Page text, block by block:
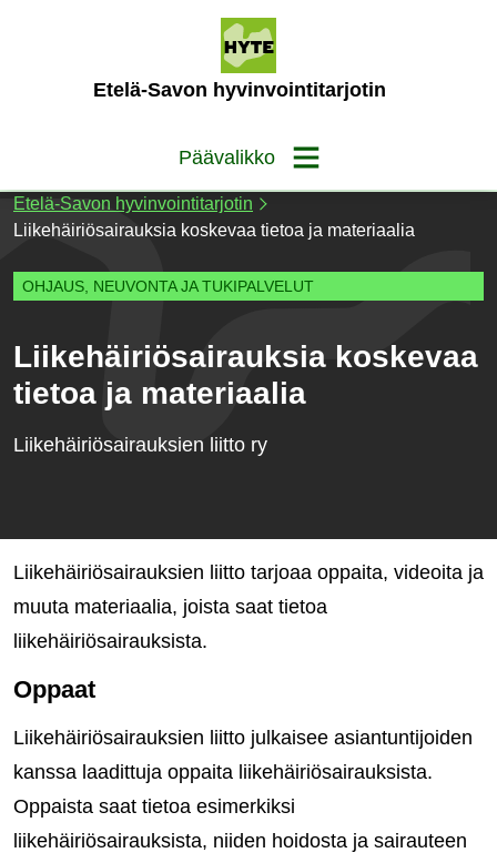
Etelä-Savon hyvinvointitarjotin
Päävalikko
Etelä-Savon hyvinvointitarjotin
Liikehäiriösairauksia koskevaa tietoa ja materiaalia
OHJAUS, NEUVONTA JA TUKIPALVELUT
Liikehäiriösairauksia koskevaa
tietoa ja materiaalia
Liikehäiriösairauksien liitto ry
Liikehäiriösairauksien liitto tarjoaa oppaita, videoita ja
muuta materiaalia, joista saat tietoa
liikehäiriösairauksista.
Oppaat
Liikehäiriösairauksien liitto julkaisee asiantuntijoiden
kanssa laadittuja oppaita liikehäiriösairauksista.
Oppaista saat tietoa esimerkiksi
liikehäiriösairauksista, niiden hoidosta ja sairauteen